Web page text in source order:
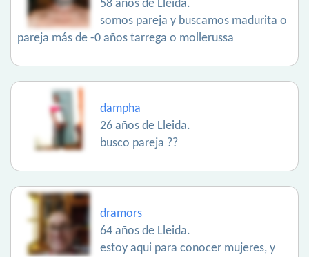
58 años de Lleida.
somos pareja y buscamos madurita o
pareja más de -0 años tarrega o mollerussa
dampha
26 años de Lleida.
busco pareja ??
dramors
64 años de Lleida.
estoy aqui para conocer mujeres, y